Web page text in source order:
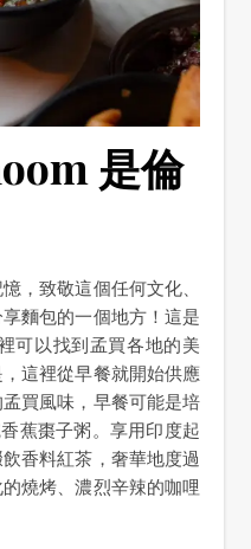
是倫
，致敬這個任何文化、
麵包的一個地方！這是
可以找到孟買各地的美
這裡從早餐就開始供應
買風味，早餐可能是培
蕉棗子粥。享用印度起
香料紅茶，奢華地度過
燒烤、濃烈辛辣的咖哩